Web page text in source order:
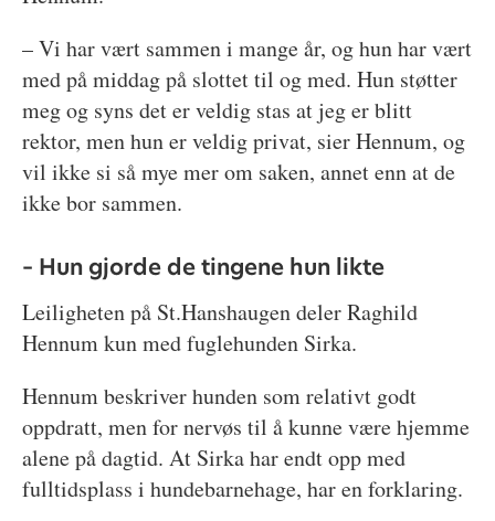
– Vi har vært sammen i mange år, og hun har vært
med på middag på slottet til og med. Hun støtter
meg og syns det er veldig stas at jeg er blitt
rektor, men hun er veldig privat, sier Hennum, og
vil ikke si så mye mer om saken, annet enn at de
ikke bor sammen.
– Hun gjorde de tingene hun likte
Leiligheten på St.Hanshaugen deler Raghild
Hennum kun med fuglehunden Sirka.
Hennum beskriver hunden som relativt godt
oppdratt, men for nervøs til å kunne være hjemme
alene på dagtid. At Sirka har endt opp med
fulltidsplass i hundebarnehage, har en forklaring.